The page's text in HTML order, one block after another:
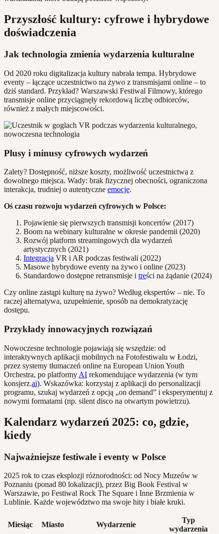
Przyszłość kultury: cyfrowe i hybrydowe
doświadczenia
Jak technologia zmienia wydarzenia kulturalne
Od 2020 roku digitalizacja kultury nabrała tempa. Hybrydowe
eventy – łączące uczestnictwo na żywo z transmisjami online – to
dziś standard. Przykład? Warszawski Festiwal Filmowy, którego
transmisje online przyciągnęły rekordową liczbę odbiorców,
również z małych miejscowości.
Plusy i minusy cyfrowych wydarzeń
Zalety? Dostępność, niższe koszty, możliwość uczestnictwa z
dowolnego miejsca. Wady: brak fizycznej obecności, ograniczona
interakcja, trudniej o autentyczne emocje.
Oś czasu rozwoju wydarzeń cyfrowych w Polsce:
Pojawienie się pierwszych transmisji koncertów (2017)
Boom na webinary kulturalne w okresie pandemii (2020)
Rozwój platform streamingowych dla wydarzeń
artystycznych (2021)
Integracja VR i AR podczas festiwali (2022)
Masowe hybrydowe eventy na żywo i online (2023)
Standardowo dostępne retransmisje i treści na żądanie (2024)
Czy online zastąpi kulturę na żywo? Według ekspertów – nie. To
raczej alternatywa, uzupełnienie, sposób na demokratyzację
dostępu.
Przykłady innowacyjnych rozwiązań
Nowoczesne technologie pojawiają się wszędzie: od
interaktywnych aplikacji mobilnych na Fotofestiwalu w Łodzi,
przez systemy tłumaczeń online na European Union Youth
Orchestra, po platformy AI rekomendujące wydarzenia (w tym
konsjerz.ai). Wskazówka: korzystaj z aplikacji do personalizacji
programu, szukaj wydarzeń z opcją „on demand” i eksperymentuj z
nowymi formatami (np. silent disco na otwartym powietrzu).
Kalendarz wydarzeń 2025: co, gdzie,
kiedy
Najważniejsze festiwale i eventy w Polsce
2025 rok to czas eksplozji różnorodności: od Nocy Muzeów w
Poznaniu (ponad 80 lokalizacji), przez Big Book Festival w
Warszawie, po Festiwal Rock The Square i Inne Brzmienia w
Lublinie. Każde województwo ma swoje hity i białe kruki.
Miesiąc Miasto Wydarzenie
Typ
wydarzenia